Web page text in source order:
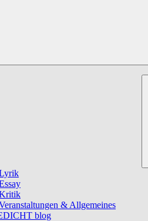
& Allgemeines
blog